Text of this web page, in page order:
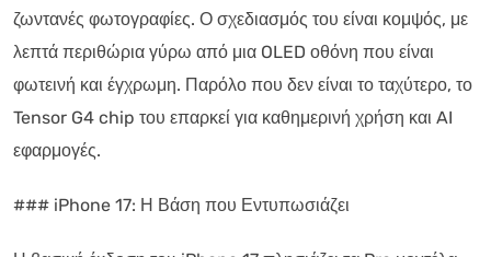
ζωντανές φωτογραφίες. Ο σχεδιασμός του είναι κομψός, με
λεπτά περιθώρια γύρω από μια OLED οθόνη που είναι
φωτεινή και έγχρωμη. Παρόλο που δεν είναι το ταχύτερο, το
Tensor G4 chip του επαρκεί για καθημερινή χρήση και AI
εφαρμογές.
### iPhone 17: Η Βάση που Εντυπωσιάζει